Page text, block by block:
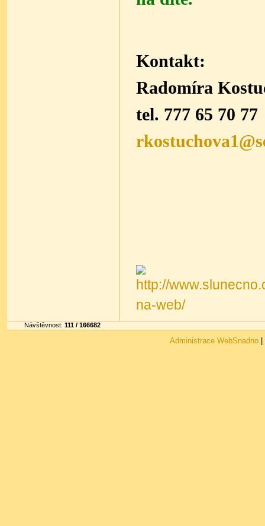
Kontakt:
Radomíra
tel. 777 65 70 77
Návštěvnost: 111 / 166682
Administrace WebSnadno|